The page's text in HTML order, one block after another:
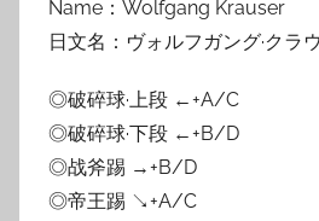
Name：Wolfgang Krauser
日文名：ヴォルフガング·クラ
◎破碎球·上段 ←+A/C
◎破碎球·下段 ←+B/D
◎战斧踢 →+B/D
◎帝王踢 ↘+A/C